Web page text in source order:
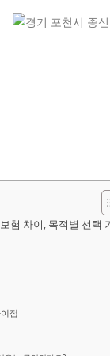
험 차이, 목적별 선택
점